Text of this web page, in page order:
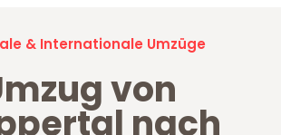
& Internationale Umzüge
von
nach